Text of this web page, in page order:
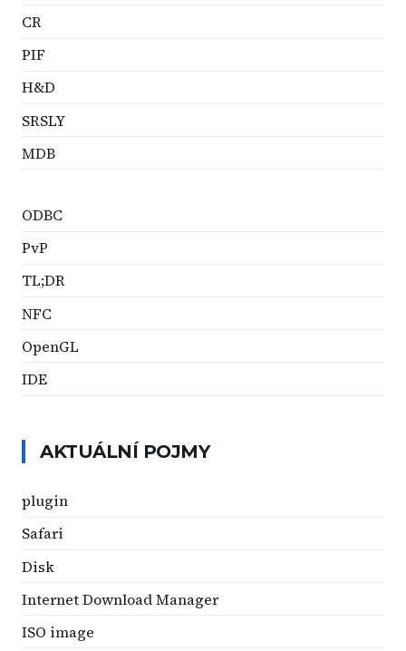
CR
PIF
H&D
SRSLY
MDB
ODBC
PvP
TL;DR
NFC
OpenGL
IDE
AKTUÁLNÍ POJMY
plugin
Safari
Disk
Internet Download Manager
ISO image